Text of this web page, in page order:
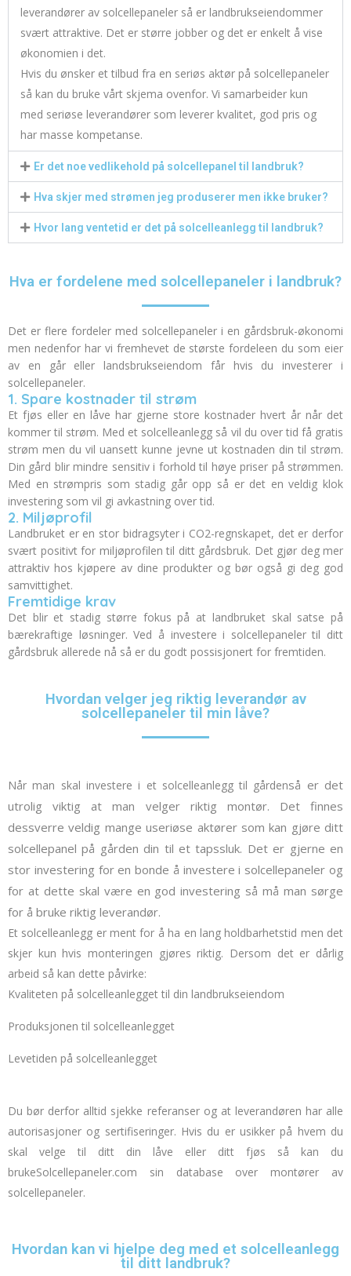
leverandører av solcellepaneler så er landbrukseiendommer
svært attraktive. Det er større jobber og det er enkelt å vise
økonomien i det.
Hvis du ønsker et tilbud fra en seriøs aktør på solcellepaneler
så kan du bruke vårt skjema ovenfor. Vi samarbeider kun
med seriøse leverandører som leverer kvalitet, god pris og
har masse kompetanse.
Er det noe vedlikehold på solcellepanel til landbruk?
Hva skjer med strømen jeg produserer men ikke bruker?
Hvor lang ventetid er det på solcelleanlegg til landbruk?
Hva er fordelene med solcellepaneler i landbruk?
Det er flere fordeler med solcellepaneler i en gårdsbruk-økonomi
men nedenfor har vi fremhevet de største fordeleen du som eier
av en går eller landsbrukseiendom får hvis du investerer i
solcellepaneler.
1. Spare kostnader til strøm
Et fjøs eller en låve har gjerne store kostnader hvert år når det
kommer til strøm. Med et solcelleanlegg så vil du over tid få gratis
strøm men du vil uansett kunne jevne ut kostnaden din til strøm.
Din gård blir mindre sensitiv i forhold til høye priser på strømmen.
Med en strømpris som stadig går opp så er det en veldig klok
investering som vil gi avkastning over tid.
2. Miljøprofil
Landbruket er en stor bidragsyter i CO2-regnskapet, det er derfor
svært positivt for miljøprofilen til ditt gårdsbruk. Det gjør deg mer
attraktiv hos kjøpere av dine produkter og bør også gi deg god
samvittighet.
Fremtidige krav
Det blir et stadig større fokus på at landbruket skal satse på
bærekraftige løsninger.Ved å investere i solcellepaneler til ditt
gårdsbruk allerede nå så er du godt possisjonert for fremtiden.
Hvordan velger jeg riktig leverandør av
solcellepaneler til min låve?
Når man skal investere i et solcelleanlegg til gårdenså er det
utrolig viktig at man velger riktig montør. Det finnes
dessverre veldig mange useriøse aktører som kan gjøre ditt
solcellepanel på gården din til et tapssluk. Det er gjerne en
stor investering for en bonde å investere i solcellepaneler og
for at dette skal være en god investering så må man sørge
for å bruke riktig leverandør.
Et solcelleanlegg er ment for å ha en lang holdbarhetstid men det
skjer kun hvis monteringen gjøres riktig. Dersom det er dårlig
arbeid så kan dette påvirke:
Kvaliteten på solcelleanlegget til din landbrukseiendom
Produksjonen til solcelleanlegget
Levetiden på solcelleanlegget
Du bør derfor alltid sjekke referanser og at leverandøren har alle
autorisasjoner og sertifiseringer. Hvis du er usikker på hvem du
skal velge til ditt din låve eller ditt fjøs så kan du
brukeSolcellepaneler.com sin database over montører av
solcellepaneler.
Hvordan kan vi hjelpe deg med et solcelleanlegg
til ditt landbruk?